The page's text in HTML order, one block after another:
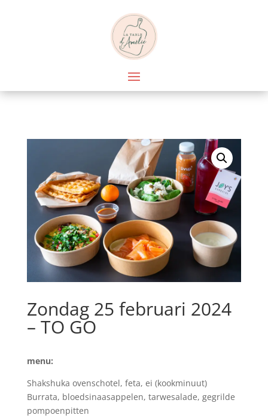
Zondag 25 februari 2024
– TO GO
menu:
Shakshuka ovenschotel, feta, ei (kookminuut)
Burrata, bloedsinaasappelen, tarwesalade, gegrilde
pompoenpitten